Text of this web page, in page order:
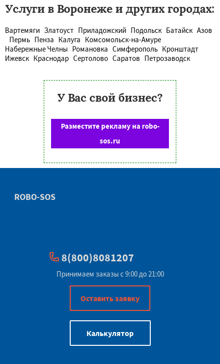
Услуги в Воронеже и других городах:
Вартемяги Златоуст Приладожский Подольск Батайск Азов
Пермь Пенза Калуга Комсомольск-на-Амуре
Набережные Челны Романовка Симферополь Кронштадт
Ижевск Краснодар Сертолово Саратов Петрозаводск
У Вас свой бизнес?
Разместите рекламу на robo-
sos.ru
ROBO-SOS
8(800)8081207
Принимаем заказы с 9:00 до 21:00
Оставить заявку
Калькулятор